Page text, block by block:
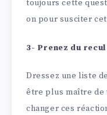
toujours cette
on pour susciter
3- Prenez du recul
Dressez une liste
être plus maître de
changer ces